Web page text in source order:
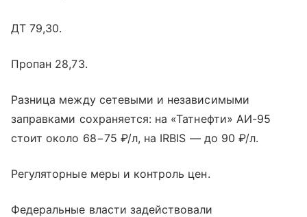
ДТ 79,30.
Пропан 28,73.
Разница между сетевыми и независимыми
заправками сохраняется: на «Татнефти» АИ-95
стоит около 68−75 ₽/л, на IRBIS — до 90 ₽/л.
Регуляторные меры и контроль цен.
Федеральные власти задействовали